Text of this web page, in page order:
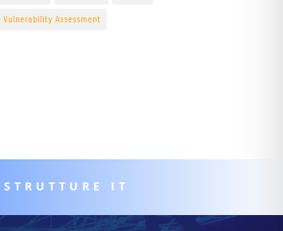
Vulnerability Assessment
IT